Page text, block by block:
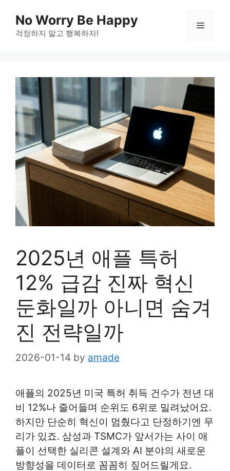
content
No Worry Be Happy
걱정하지 말고 행복하자!
Menu
2025년 애플 특허
12% 급감 진짜 혁신
둔화일까 아니면 숨겨
진 전략일까
2026-01-14 by amade
애플의 2025년 미국 특허 취득 건수가 전년 대
비 12%나 줄어들며 순위도 6위로 밀려났어요.
하지만 단순히 혁신이 멈췄다고 단정하기엔 무
리가 있죠. 삼성과 TSMC가 앞서가는 사이 애
플이 선택한 실리콘 설계와 AI 분야의 새로운
방향성을 데이터로 꼼꼼히 짚어드릴게요.